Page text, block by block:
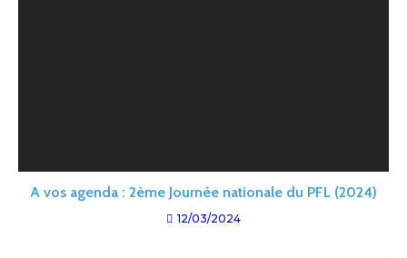
A vos agenda : 2ème Journée nationale du PFL (2024)
12/03/2024